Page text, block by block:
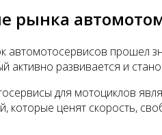
рынка
прошел
активно развивается и
для мотоциклов
ценят скорость,